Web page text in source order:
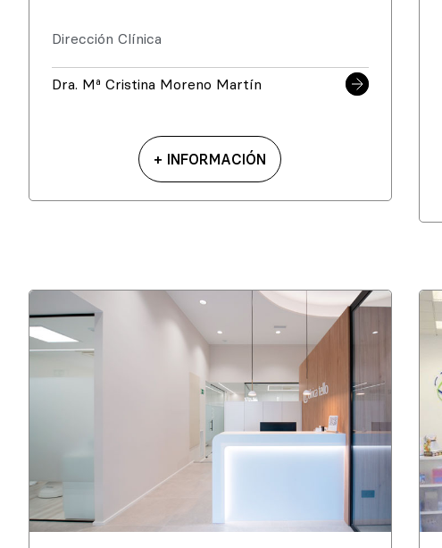
Dirección Clínica
Dra. Mª Cristina Moreno Martín
+ INFORMACIÓN